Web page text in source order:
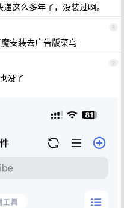
这么多年了，没装过啊。
8
安装去广告版菜鸟
9
没了